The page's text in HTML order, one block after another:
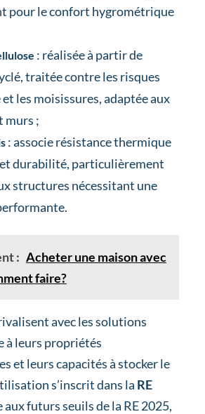
pour le confort hygrométrique
: réalisée à partir de
traitée contre les risques
et les moisissures, adaptée aux
murs ;
: associe résistance thermique
et durabilité, particulièrement
structures nécessitant une
: Acheter une maison avec
faire?
avec les solutions
à leurs propriétés
et leurs capacités à stocker le
s’inscrit dans la RE
aux futurs seuils de la RE 2025,